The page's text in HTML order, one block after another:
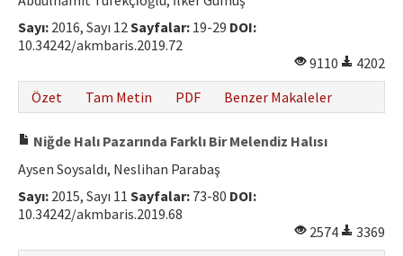
Yayın Politikaları
İletişim
Sayı: 2016, Sayı 12Sayfalar: 19-29 DOI:
10.34242/akmbaris.2019.72
9110
4202
Özet
Tam Metin PDF Benzer Makaleler
Niğde Halı Pazarında Farklı Bir Melendiz Halısı
Aysen Soysaldı, Neslihan Parabaş
Sayı: 2015, Sayı 11 Sayfalar: 73-80 DOI:
10.34242/akmbaris.2019.68
2574
3369